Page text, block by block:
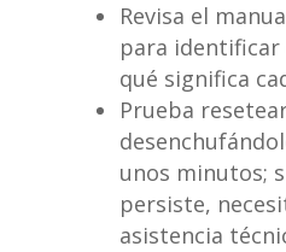
Revisa el
para identificar
qué significa
Prueba
unos minutos;
persiste,
asistencia